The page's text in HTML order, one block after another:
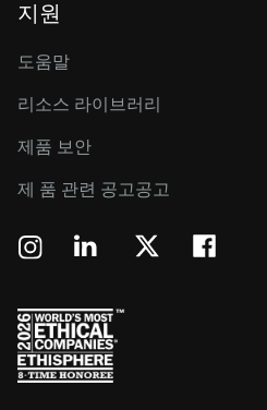
지원
도움말
리소스 라이브러리
제품 보안
제 품 관련 공고공고